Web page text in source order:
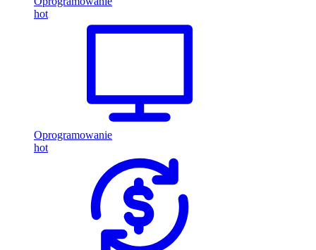
hot
Oprogramowanie
hot